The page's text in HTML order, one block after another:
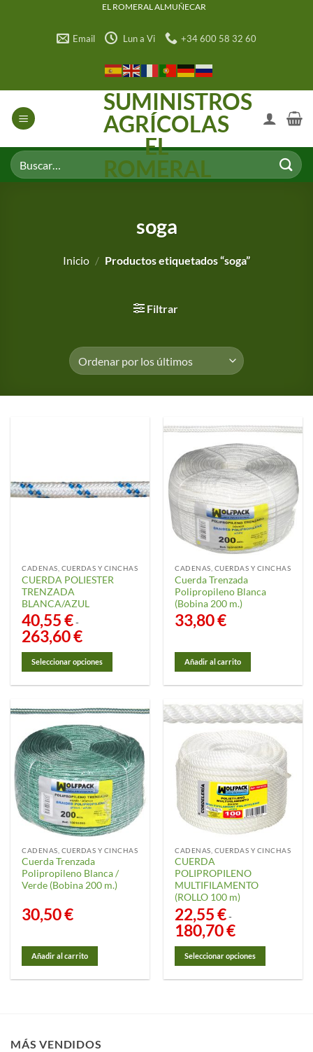
EL ROMERAL ALMUÑECAR
Email Lun a Vi +34 600 58 32 60
SUMINISTROS
AGRÍCOLAS
EL
ROMERAL
Buscar
por:
soga
Inicio / Productos etiquetados “soga”
Filtrar
CADENAS, CUERDAS Y CINCHAS
CUERDA POLIESTER
TRENZADA
BLANCA/AZUL
40,55€-
263,60€Rango
de
precios:
desde
40,55 €
263,60 €
Seleccionar opciones
tiene
variantes.
Las
opciones
se
pueden
elegir
en
página
de
producto
CADENAS, CUERDAS Y CINCHAS
Cuerda Trenzada
Polipropileno Blanca
(Bobina 200 m.)
33,80€
Añadir al carrito
CADENAS, CUERDAS Y CINCHAS
Cuerda Trenzada
Polipropileno Blanca /
Verde (Bobina 200 m.)
30,50€
Añadir al carrito
CADENAS, CUERDAS Y CINCHAS
CUERDA
POLIPROPILENO
MULTIFILAMENTO
(ROLLO 100 m)
22,55€-
180,70€Rango
de
precios:
desde
22,55 €
180,70 €
Seleccionar opciones
MÁS VENDIDOS